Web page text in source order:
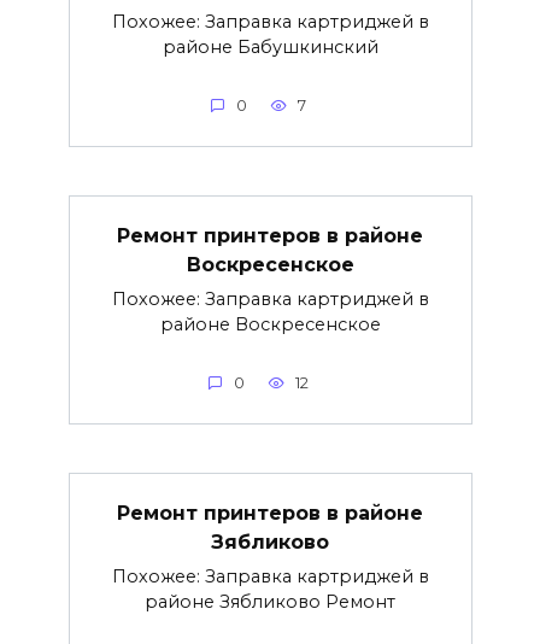
Похожее: Заправка картриджей в
районе Бабушкинский
0 7
Ремонт принтеров в районе
Воскресенское
Похожее: Заправка картриджей в
районе Воскресенское
0 12
Ремонт принтеров в районе
Зябликово
Похожее: Заправка картриджей в
районе Зябликово Ремонт